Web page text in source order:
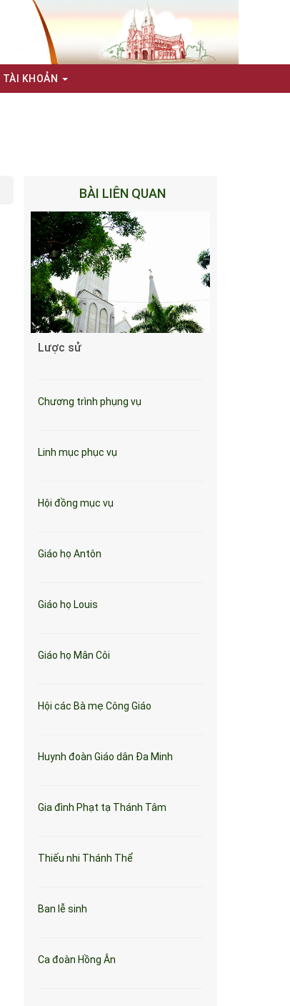
TÀI KHOẢN
BÀI LIÊN QUAN
Lược sử
Chương trình phụng vụ
Linh mục phục vụ
Hội đồng mục vụ
Giáo họ Antôn
Giáo họ Louis
Giáo họ Mân Côi
Hội các Bà mẹ Công Giáo
Huynh đoàn Giáo dân Đa Minh
Gia đình Phạt tạ Thánh Tâm
Thiếu nhi Thánh Thể
Ban lễ sinh
Ca đoàn Hồng Ân